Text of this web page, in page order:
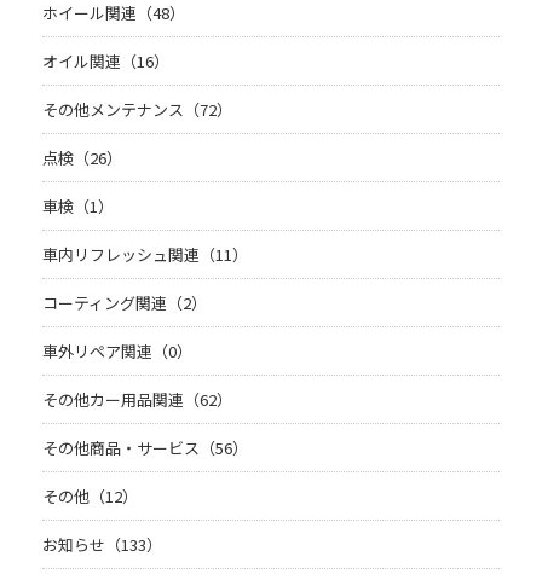
ホイール関連（48）
オイル関連（16）
その他メンテナンス（72）
点検（26）
車検（1）
車内リフレッシュ関連（11）
コーティング関連（2）
車外リペア関連（0）
その他カー用品関連（62）
その他商品・サービス（56）
その他（12）
お知らせ（133）